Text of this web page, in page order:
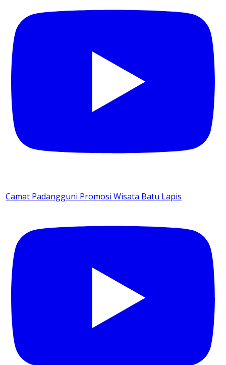
Camat Padangguni Promosi Wisata Batu Lapis